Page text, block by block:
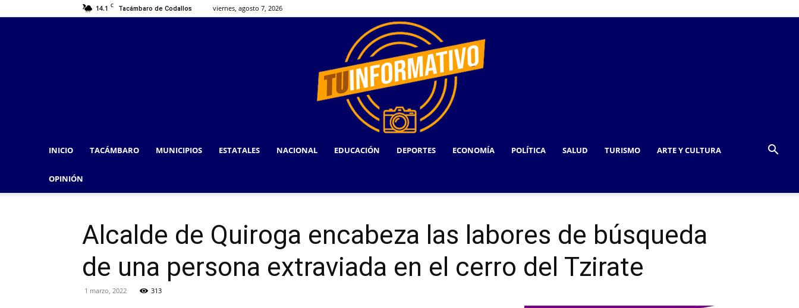
14.1 C Tacámbaro de Codallos viernes, agosto 7, 2026
INICIO TACÁMBARO MUNICIPIOS ESTATALES NACIONAL EDUCACIÓN DEPORTES ECONOMÍA POLÍTICA SALUD TURISMO ARTE Y CULTURA
OPINIÓN
Alcalde de Quiroga encabeza las labores de búsqueda
de una persona extraviada en el cerro del Tzirate
1 marzo, 2022 313